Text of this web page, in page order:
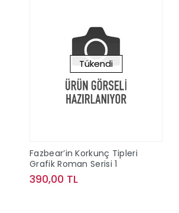
Tükendi
Fazbear’in Korkunç Tipleri
Grafik Roman Serisi 1
390,00 TL